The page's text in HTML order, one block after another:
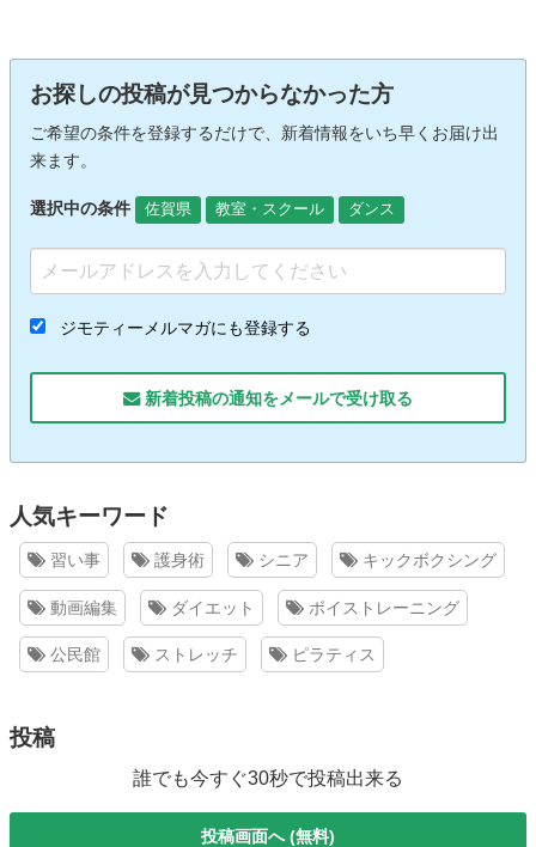
お探しの投稿が見つからなかった方
ご希望の条件を登録するだけで、新着情報をいち早くお届け出
来ます。
選択中の条件 佐賀県 教室・スクール ダンス
ジモティーメルマガにも登録する
新着投稿の通知をメールで受け取る
人気キーワード
習い事 護身術 シニア キックボクシング
動画編集 ダイエット ボイストレーニング
公民館 ストレッチ ピラティス
投稿
誰でも今すぐ30秒で投稿出来る
投稿画面へ (無料)